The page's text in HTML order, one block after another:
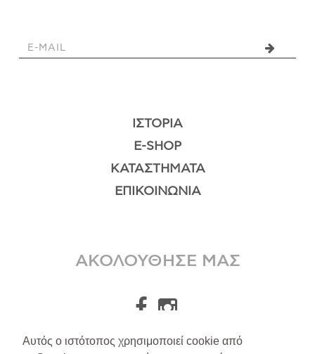
Αυτός ο ιστότοπος χρησιμοποιεί cookie από
ΙΣΤΟΡΊΑ
E-SHOP
ΚΑΤΑΣΤΉΜΑΤΑ
ΕΠΙΚΟΙΝΩΝΊΑ
ΑΚΟΛΟΥΘΗΣΕ ΜΑΣ